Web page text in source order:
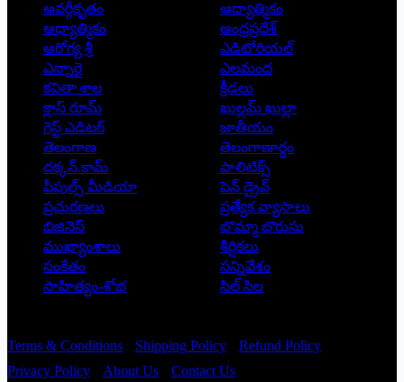
అవర్గీకృతం
ఆద్యాత్మికం
ఆధ్యాత్మికం
ఆంధ్రప్రదేశ్
ఆరోగ్య శ్రీ
ఎడిటోరియల్
ఎన్నారై
ఎలమంద
కవితా శాల
క్రీడలు
క్లాస్ రూమ్
ఖుల్లమ్ ఖుల్లా
గెస్ట్ ఎడిటర్
జాతీయం
తెలంగాణ
తెలంగాణార్థం
దక్కన్.కామ్
పాలిటిక్స్
పీపుల్స్ ‌మీడియా
పెన్ డ్రైవ్
ప్రచురణలు
ప్రత్యేక వ్యాసాలు
బిజినెస్
బొమ్మా బొరుసు
ముఖ్యాంశాలు
శీర్షికలు
సంకేతం
సన్నివేశం
సాహిత్యం-శోభ
సిల్ సిల
Terms & Conditions Shipping Policy
Refund Policy
Privacy Policy
About Us Contact Us